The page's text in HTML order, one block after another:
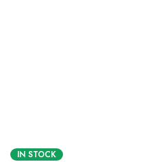
IN STOCK